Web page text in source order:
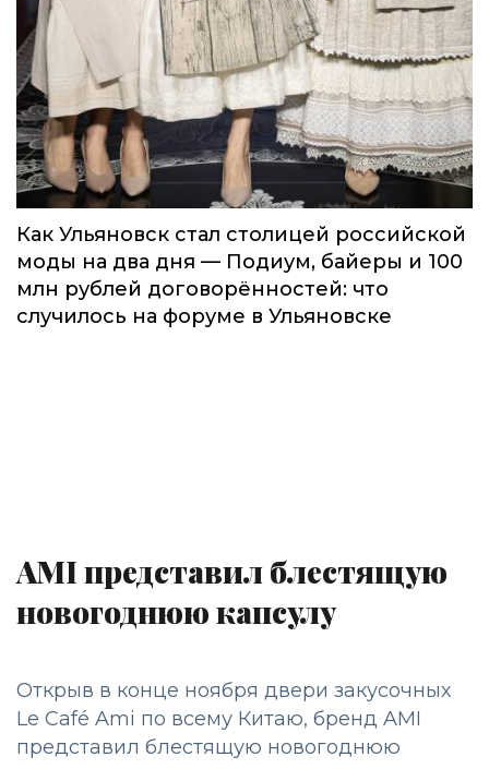
Как Ульяновск стал столицей российской
моды на два дня — Подиум, байеры и 100
млн рублей договорённостей: что
случилось на форуме в Ульяновске
AMI представил блестящую
новогоднюю капсулу
Открыв в конце ноября двери закусочных
Le Café Ami по всему Китаю, бренд AMI
представил блестящую новогоднюю